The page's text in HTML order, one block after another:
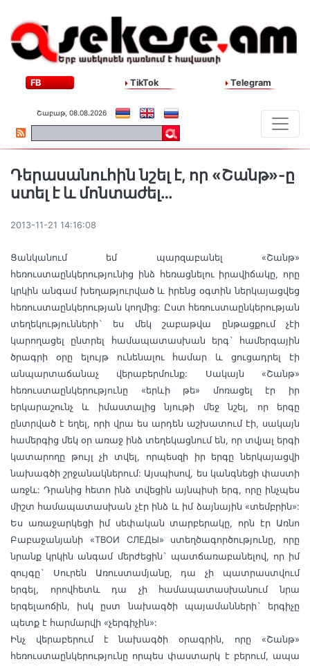
FB TikTok Telegram
Շաբաթ, 08.08.2026
Դերասանուհին նշել է, որ «Շանթ»-ը
ստել է և մոնտաժել…
2013-11-21 14:16:08
Ցանկանում եմ պարզաբանել «Շանթ»
հեռուստաընկերությունից ինձ հեռացնելու իրավիճակը, որը
կրկին անգամ խեղաթյուրված և իրենց օգտին ներկայացվեց
հեռուստաընկերության կողմից: Ըստ հեռուստաընկերության
տեղեկությունների` ես մեկ շաբաթվա ընթացքում չէի
կարողացել ընտրել համապատասխան երգ` համերգային
ծրագրի օրը ելույթ ունենալու համար և ցուցադրել էի
անպարտաճանաչ վերաբերմունք: Սակայն «Շանթ»
հեռուստաընկերությունը «երևի թե» մոռացել էր իր
երկարաշունչ և իմաստալից նյութի մեջ նշել, որ երգը
ընտրված է եղել, որի վրա ես արդեն աշխատում էի, սակայն
համերգից մեկ օր առաջ ինձ տեղեկացնում են, որ տվյալ երգի
կատարողը թույլ չի տվել, որպեսզի իր երգը ներկայացվի
նախագծի շրջանակներում: Այսպիսով, ես կանգնեցի փաստի
առջև: Դրանից հետո ինձ տվեցին այնպիսի երգ, որը ինչպես
միշտ համապատասխան չէր ինձ և իմ ձայնային «տեմբրին»:
Ես առաջարկեցի իմ սեփական տարբերակը, որն էր Առնո
Բաբաջանյանի «ТВОИ СЛЕДЫ» ստեղծագործությունը, որը
նրանք կրկին անգամ մերժեցին` պատճառաբանելով, որ իմ
զույգը` Սուրեն Առուստամյանը, դա չի պատրաստվում
երգել, որովհետև դա չի համապատասխանում նրա
երգելաոճին, իսկ ըստ նախագծի պայամանների` երգիչը
պետք է հարմարվի «չերգիչին»:
Ինչ վերաբերում է նախագծի օրագրին, որը «Շանթ»
հեռուստաընկերությունը որպես փաստարկ է բերում, ապա